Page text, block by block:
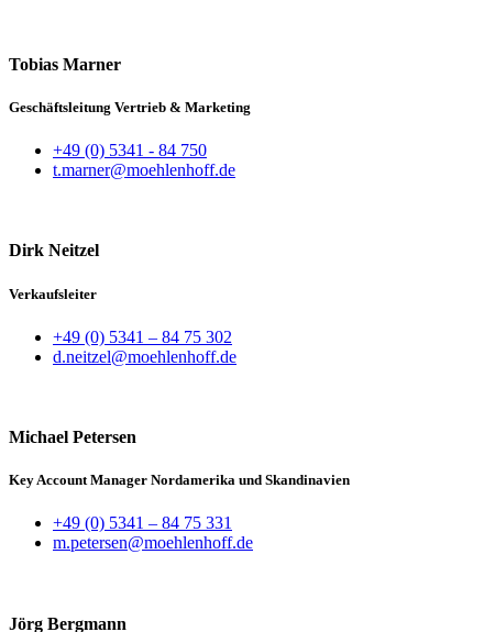
Tobias Marner
Geschäftsleitung Vertrieb & Marketing
+49 (0) 5341 - 84 750
t.marner@moehlenhoff.de
Dirk Neitzel
Verkaufsleiter
+49 (0) 5341 – 84 75 302
d.neitzel@moehlenhoff.de
Michael Petersen
Key Account Manager Nordamerika und Skandinavien
+49 (0) 5341 – 84 75 331
m.petersen@moehlenhoff.de
Jörg Bergmann